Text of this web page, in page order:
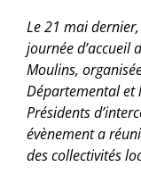
Le 21 mai dernier,
journée d’accueil
Moulins,
Départemental et
Présidents
évènement a
des collectivités